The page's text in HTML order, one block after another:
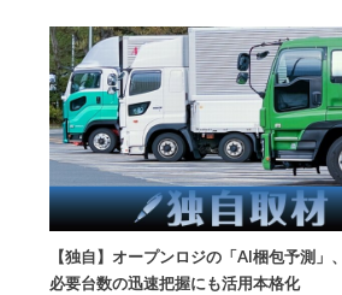
【独自】オープンロジの「AI梱包予測」
必要台数の迅速把握にも活用本格化